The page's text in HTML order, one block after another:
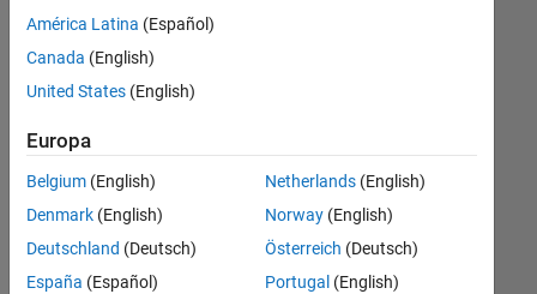
es
keine
offenen
Stellen,
Ihren
Suchkriterien
entsprechen.
können
die
América Latina (Español)
Canada (English)
United States (English)
Europa
Belgium (English)
Denmark (English)
Deutschland (Deutsch)
España (Español)
Netherlands(English)
Norway(English)
Österreich (Deutsch)
Portugal (English)